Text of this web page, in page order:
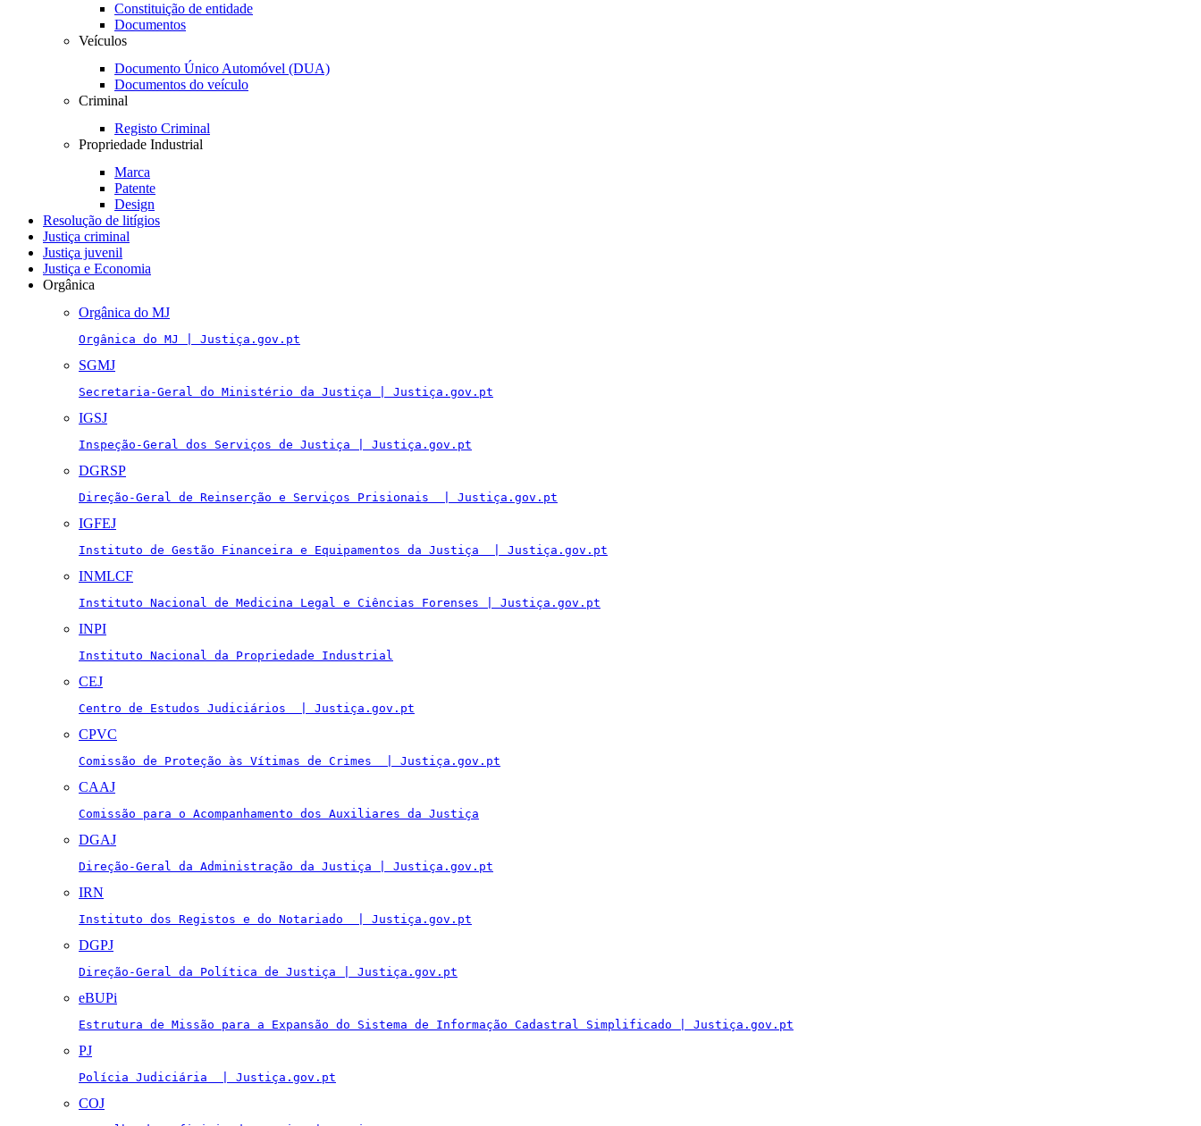
Constituição de entidade
Documentos
Veículos
Documento Único Automóvel (DUA)
Documentos do veículo
Criminal
Registo Criminal
Propriedade Industrial
Marca
Patente
Design
Resolução de litígios
Justiça criminal
Justiça juvenil
Justiça e Economia
Orgânica
Orgânica do MJ
Orgânica do MJ | Justiça.gov.pt
SGMJ
Secretaria-Geral do Ministério da Justiça | Justiça.gov.pt
IGSJ
Inspeção-Geral dos Serviços de Justiça | Justiça.gov.pt
DGRSP
Direção-Geral de Reinserção e Serviços Prisionais  | Justiça.gov.pt
IGFEJ
Instituto de Gestão Financeira e Equipamentos da Justiça  | Justiça.gov.pt
INMLCF
Instituto Nacional de Medicina Legal e Ciências Forenses | Justiça.gov.pt
INPI
Instituto Nacional da Propriedade Industrial
CEJ
Centro de Estudos Judiciários  | Justiça.gov.pt
CPVC
Comissão de Proteção às Vítimas de Crimes  | Justiça.gov.pt
CAAJ
Comissão para o Acompanhamento dos Auxiliares da Justiça
DGAJ
Direção-Geral da Administração da Justiça | Justiça.gov.pt
IRN
Instituto dos Registos e do Notariado  | Justiça.gov.pt
DGPJ
Direção-Geral da Política de Justiça | Justiça.gov.pt
eBUPi
Estrutura de Missão para a Expansão do Sistema de Informação Cadastral Simplificado | Justiça.gov.pt
PJ
Polícia Judiciária  | Justiça.gov.pt
COJ